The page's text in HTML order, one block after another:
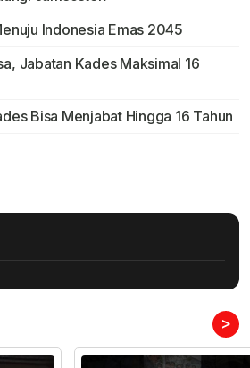
Indonesia Emas 2045
Jabatan Kades Maksimal 16
Bisa Menjabat Hingga 16 Tahun
>